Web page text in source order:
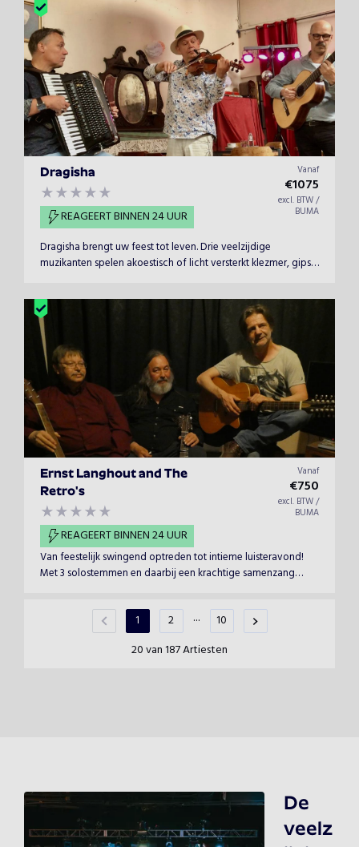
Dragisha
REAGEERT BINNEN 24 UUR
Vanaf
€1075
excl. BTW /
BUMA
Dragisha brengt uw feest tot leven. Drie veelzijdige
muzikanten spelen akoestisch of licht versterkt klezmer, gipsy,
Ernst Langhout and The
Retro's
REAGEERT BINNEN 24 UUR
Vanaf
€750
excl. BTW /
BUMA
Van feestelijk swingend optreden tot intieme luisteravond!
Met 3 solostemmen en daarbij een krachtige samenzang
1 2 ...
10
20 van 187 Artiesten
De
veelz